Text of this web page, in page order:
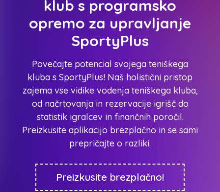
klub s programsko
opremo za upravljanje
SportyPlus
Povečajte potencial svojega teniškega
kluba s SportyPlus! Naš holistični pristop
zajema vse vidike vodenja teniškega kluba,
od načrtovanja in rezervacije igrišč do
statistik igralcev in finančnih poročil.
Preizkusite aplikacijo brezplačno in se sami
prepričajte o razliki.
Preizkusite brezplačno!